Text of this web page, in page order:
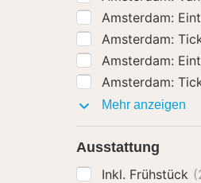
Mehr anzeigen
Ausstattung
Inkl. Frühstück